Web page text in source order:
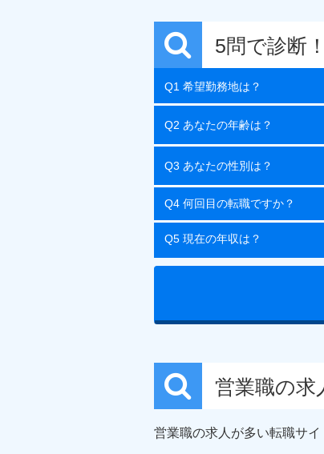
5問で診断
Q1 希望勤務地は？
Q2 あなたの年齢は？
Q3 あなたの性別は？
Q4 何回目の転職ですか？
Q5 現在の年収は？
営業職の求
営業職の求人が多い転職サ